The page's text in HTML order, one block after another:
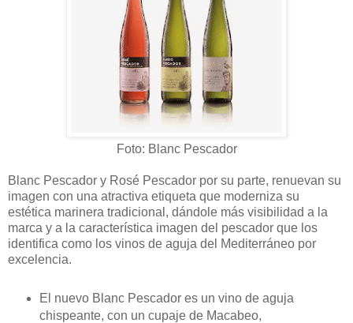
Foto: Blanc Pescador
B lanc Pescador y Rosé Pescador por su parte, renuevan su
imagen con una atractiva etiqueta que moderniza su
estética marinera tradicional, dándole más visibilidad a la
marca y a la característica imagen del pescador que los
identifica como los vinos de aguja del Mediterráneo por
excelencia.
El nuevo Blanc Pescador es un vino de aguja
chispeante, con un cupaje de Macabeo,